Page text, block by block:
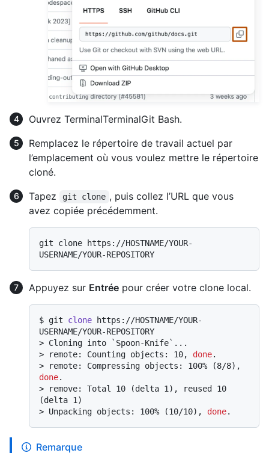
Ouvrez TerminalTerminalGit Bash.
Remplacez le répertoire de travail actuel par
l’emplacement où vous voulez mettre le répertoire
cloné.
Tapez
git clone , puis collez l’URL que vous
avez copiée précédemment.
git clone https://HOSTNAME/YOUR-
Appuyez sur Entrée pour créer votre clone local.
$ git clone https://HOSTNAME/YOUR-
USERNAME/YOUR-REPOSITORY
> Cloning into `Spoon-Knife`...
>
remote: Counting objects: 10, done.
>
done.
>
remove: Total 10 (delta 1), reused 10
(delta 1)
> Unpacking objects: 100% (10/10), done.
Remarque